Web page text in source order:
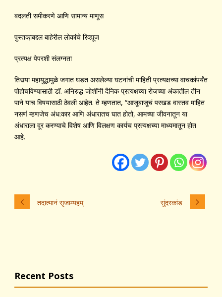
बदलती समीकरणे आणि सामान्य माणूस
पुस्तका़बद्दल बाहेरील लोकांचे रिव्ह्यूज
प्रत्यक्ष पेपरशी संलग्नता
तिसर्‍या महायुद्धामुळे जगात घडत असलेल्या घटनांची माहिती प्रत्यक्षच्या वाचकांपर्यंत
पोहोचविण्यासाठी डॉ. अनिरुद्ध जोशींनी दैनिक प्रत्यक्षच्या रोजच्या अंकातील तीन
पाने याच विषयासाठी ठेवली आहेत. ते म्हणतात, “आजूबाजूचं परखड वास्तव माहित
नसणं म्हणजेच अंध:कार आणि अंधारातच घात होतो, आमच्या जीवनातून या
अंधाराला दूर करण्याचे विशेष आणि विलक्षण कार्यच प्रत्यक्षच्या माध्यमातून होत
आहे.
तदात्मानं सृजाम्यहम् सुंदरकांड
Recent Posts